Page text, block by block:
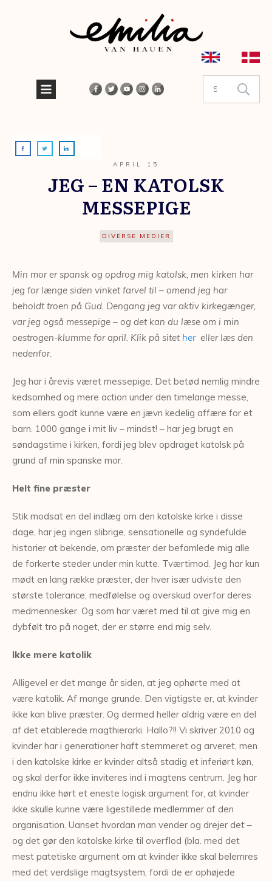
APRIL 15
JEG – EN KATOLSK
MESSEPIGE
DIVERSE MEDIER
Min mor er spansk og opdrog mig katolsk, men kirken har
jeg for længe siden vinket farvel til – omend jeg har
beholdt troen på Gud. Dengang jeg var aktiv kirkegænger,
var jeg også messepige – og det kan du læse om i min
oestrogen-klumme for april. Klik på sitet her eller læs den
nedenfor.
Jeg har i årevis været messepige. Det betød nemlig mindre
kedsomhed og mere action under den timelange messe,
som ellers godt kunne være en jævn kedelig affære for et
barn. 1000 gange i mit liv – mindst! – har jeg brugt en
søndagstime i kirken, fordi jeg blev opdraget katolsk på
grund af min spanske mor.
Helt fine præster
Stik modsat en del indlæg om den katolske kirke i disse
dage, har jeg ingen slibrige, sensationelle og syndefulde
historier at bekende, om præster der befamlede mig alle
de forkerte steder under min kutte. Tværtimod. Jeg har kun
mødt en lang række præster, der hver især udviste den
største tolerance, medfølelse og overskud overfor deres
medmennesker. Og som har været med til at give mig en
dybfølt tro på noget, der er større end mig selv.
Ikke mere katolik
Alligevel er det mange år siden, at jeg ophørte med at
være katolik. Af mange grunde. Den vigtigste er, at kvinder
ikke kan blive præster. Og dermed heller aldrig være en del
af det etablerede magthierarki. Hallo?!! Vi skriver 2010 og
kvinder har i generationer haft stemmeret og arveret, men
i den katolske kirke er kvinder altså stadig et inferiørt køn,
og skal derfor ikke inviteres ind i magtens centrum. Jeg har
endnu ikke hørt et eneste logisk argument for, at kvinder
ikke skulle kunne være ligestillede medlemmer af den
organisation. Uanset hvordan man vender og drejer det –
og det gør den katolske kirke til overflod (bla. med det
mest patetiske argument om at kvinder ikke skal belemres
med det verdslige magtsystem, fordi de er ophøjede